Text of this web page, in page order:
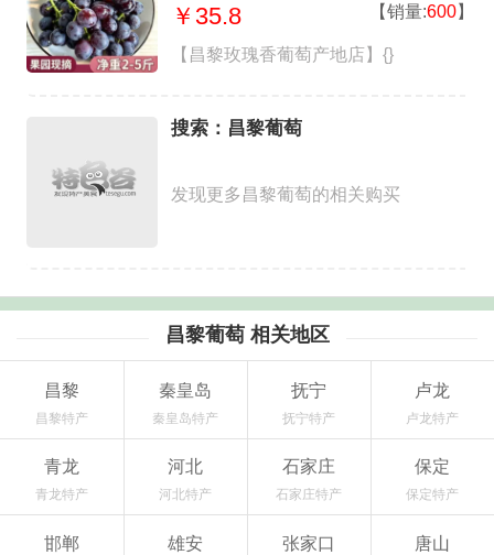
￥35.8 【销量:600】
【昌黎玫瑰香葡萄产地店】{}
搜索：昌黎葡萄
发现更多昌黎葡萄的相关购买
昌黎葡萄 相关地区
昌黎
昌黎特产
秦皇岛
秦皇岛特产
抚宁
抚宁特产
卢龙
卢龙特产
青龙
青龙特产
河北
河北特产
石家庄
石家庄特产
保定
保定特产
邯郸 雄安 张家口 唐山